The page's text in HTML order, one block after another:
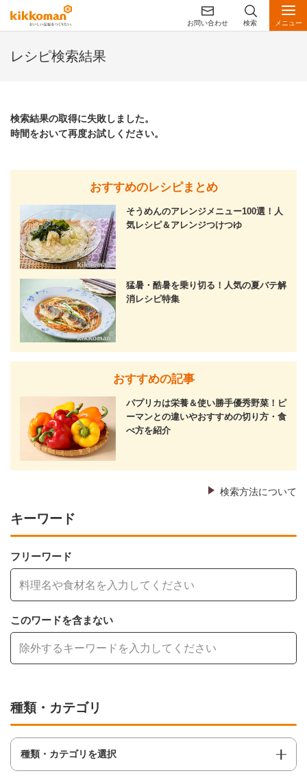
お問い合わせ 検索 メニュー
レシピ検索結果
検索結果の取得に失敗しました。
時間をおいて再度お試しください。
おすすめのレシピまとめ
そうめんのアレンジメニュー100選！人
気レシピ＆アレンジつけつゆ
猛暑・酷暑を乗り切る！人気の夏バテ解
消レシピ特集
おすすめの記事
パプリカは栄養＆使い勝手優秀野菜！ピ
ーマンとの違いやおすすめの切り方・食
べ方を紹介
検索方法について
キーワード
フリーワード
このワードを含まない
種類・カテゴリ
種類・カテゴリを選択